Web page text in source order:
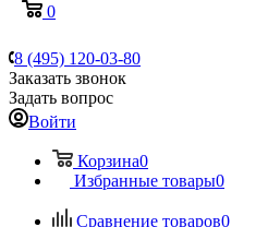
8 (495) 120-03-80
Заказать звонок
Задать вопрос
Войти
Корзина0
Избранные товары0
Сравнение товаров0
0